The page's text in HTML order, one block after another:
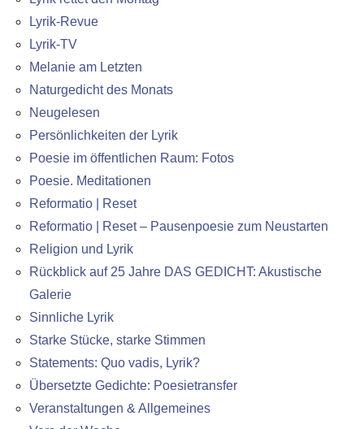
Lyrik-Revue
Lyrik-TV
Melanie am Letzten
Naturgedicht des Monats
Neugelesen
Persönlichkeiten der Lyrik
Poesie im öffentlichen Raum: Fotos
Poesie. Meditationen
Reformatio | Reset
Reformatio | Reset – Pausenpoesie zum Neustarten
Religion und Lyrik
Rückblick auf 25 Jahre DAS GEDICHT: Akustische
Galerie
Sinnliche Lyrik
Starke Stücke, starke Stimmen
Statements: Quo vadis, Lyrik?
Übersetzte Gedichte: Poesietransfer
Veranstaltungen & Allgemeines